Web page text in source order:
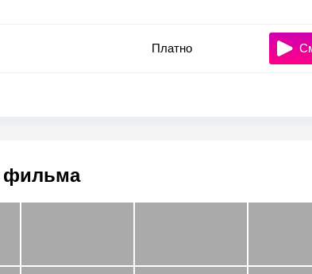
Платно
фильма